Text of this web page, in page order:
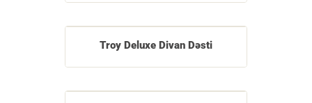
Troy Deluxe Divan Dəsti